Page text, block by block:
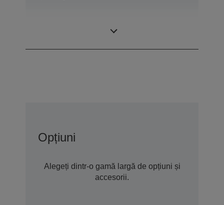
Opțiuni
Alegeți dintr-o gamă largă de opțiuni și
accesorii.